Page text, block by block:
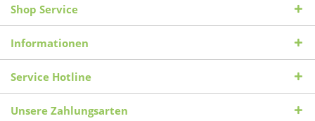
Shop Service
Informationen
Service Hotline
Unsere Zahlungsarten